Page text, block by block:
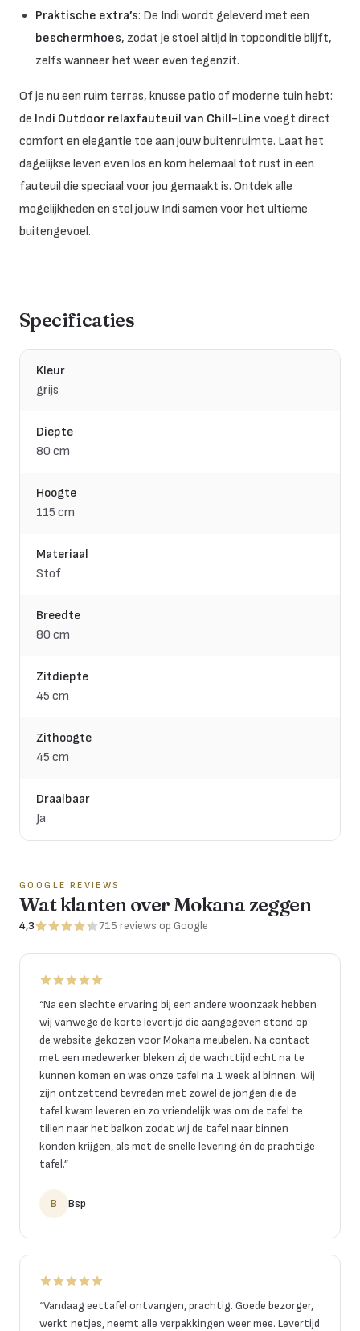
Praktische extra’s: De Indi wordt geleverd met een
beschermhoes, zodat je stoel altijd in topconditie blijft,
zelfs wanneer het weer even tegenzit.
Of je nu een ruim terras, knusse patio of moderne tuin hebt:
de Indi Outdoor relaxfauteuil van Chill-Line voegt direct
comfort en elegantie toe aan jouw buitenruimte. Laat het
dagelijkse leven even los en kom helemaal tot rust in een
fauteuil die speciaal voor jou gemaakt is. Ontdek alle
mogelijkheden en stel jouw Indi samen voor het ultieme
buitengevoel.
Specificaties
Kleur
grijs
Diepte
80 cm
Hoogte
115 cm
Materiaal
Stof
Breedte
80 cm
Zitdiepte
45 cm
Zithoogte
45 cm
Draaibaar
Ja
GOOGLE REVIEWS
Wat klanten over Mokana zeggen
4,3 715 reviews op Google
“Na een slechte ervaring bij een andere woonzaak hebben
wij vanwege de korte levertijd die aangegeven stond op
de website gekozen voor Mokana meubelen. Na contact
met een medewerker bleken zij de wachttijd echt na te
kunnen komen en was onze tafel na 1 week al binnen. Wij
zijn ontzettend tevreden met zowel de jongen die de
tafel kwam leveren en zo vriendelijk was om de tafel te
tillen naar het balkon zodat wij de tafel naar binnen
konden krijgen, als met de snelle levering én de prachtige
tafel.”
B Bsp
“Vandaag eettafel ontvangen, prachtig. Goede bezorger,
werkt netjes, neemt alle verpakkingen weer mee. Levertijd